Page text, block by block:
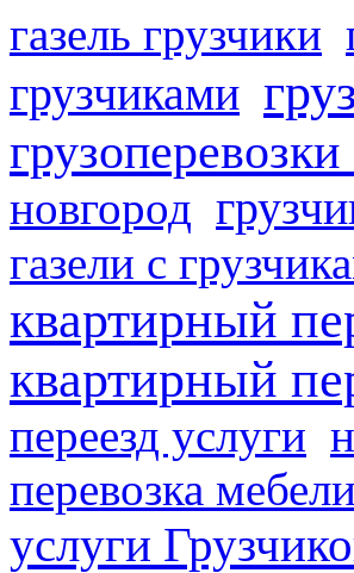
газель грузчики
грузчиками
грузоперевозки
новгород
газели с
квартирный
квартирный
переезд услуги
перевозка мебели
услуги